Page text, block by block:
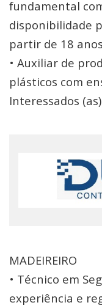
fundamental
disponibilidade
partir de 18 anos
• Auxiliar de
plásticos com
Interessados
MADEIREIRO
• Técnico em
experiência e